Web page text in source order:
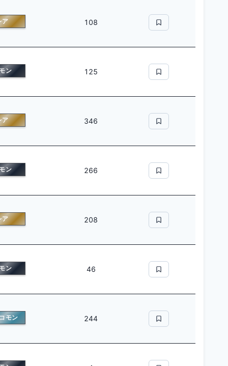
ア 108
ン 125
ア 346
ン 266
ア 208
ン 46
モン 244